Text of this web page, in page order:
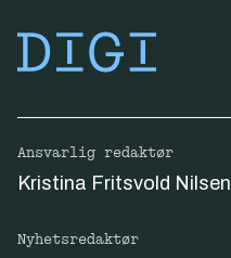
Ansvarlig redaktør
Kristina Fritsvold Nilsen
Nyhetsredaktør